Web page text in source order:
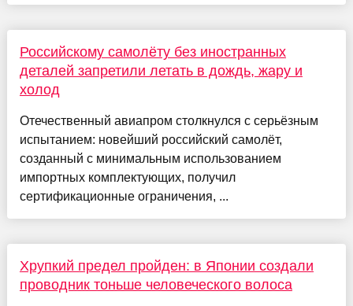
Российскому самолёту без иностранных
деталей запретили летать в дождь, жару и
холод
Отечественный авиапром столкнулся с серьёзным
испытанием: новейший российский самолёт,
созданный с минимальным использованием
импортных комплектующих, получил
сертификационные ограничения, ...
Хрупкий предел пройден: в Японии создали
проводник тоньше человеческого волоса